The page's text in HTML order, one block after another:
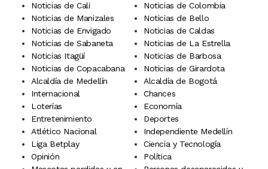
Noticias de Cali
Noticias de Colombia
Noticias de Manizales
Noticias de Bello
Noticias de Envigado
Noticias de Caldas
Noticias de Sabaneta
Noticias de La Estrella
Noticias Itagüí
Noticias de Barbosa
Noticias de Copacabana
Noticias de Girardota
Alcaldía de Medellín
Alcaldía de Bogotá
Internacional
Chances
Loterías
Economía
Entretenimiento
Deportes
Atlético Nacional
Independiente Medellín
Liga Betplay
Ciencia y Tecnología
Opinión
Política